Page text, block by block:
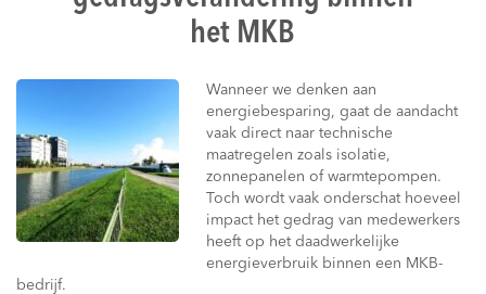
het MKB
Wanneer we denken aan
energiebesparing, gaat de aandacht
vaak direct naar technische
maatregelen zoals isolatie,
zonnepanelen of warmtepompen.
Toch wordt vaak onderschat hoeveel
impact het gedrag van medewerkers
heeft op het daadwerkelijke
energieverbruik binnen een MKB-
bedrijf.